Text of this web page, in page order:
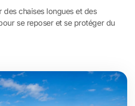
des chaises longues et des
se reposer et se protéger du